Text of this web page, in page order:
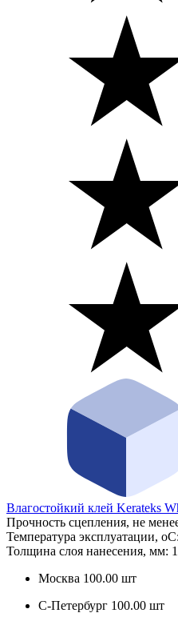
Влагостойкий клей Kerateks
Прочность сцепления, не
Температура эксплуатации, оС:
Толщина слоя нанесения, мм:
Москва 100.00 шт
С-Петербург 100.00 шт